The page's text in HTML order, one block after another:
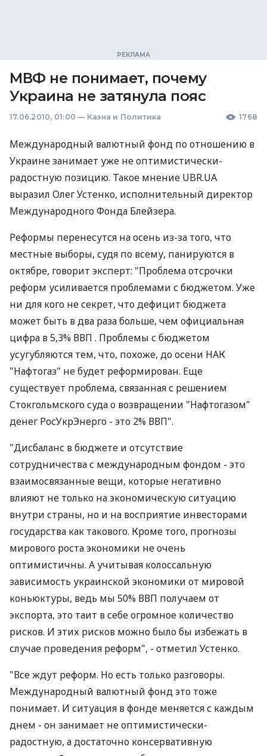
МВФ не понимает, почему
Украина не затянула пояс
17.06.2010, 01:00 — Казна и Политика 1768
Международный валютный фонд по отношению в
Украине занимает уже не оптимистически-
радостную позицию. Такое мнение UBR.UA
выразил Олег Устенко, исполнительный директор
Международного Фонда Блейзера.
Реформы перенесутся на осень из-за того, что
местные выборы, судя по всему, панируются в
октябре, говорит эксперт: "Проблема отсрочки
реформ усиливается проблемами с бюджетом. Уже
ни для кого не секрет, что дефицит бюджета
может быть в два раза больше, чем официальная
цифра в 5,3% ВВП . Проблемы с бюджетом
усугубляются тем, что, похоже, до осени НАК
"Нафтогаз" не будет реформирован. Еще
существует проблема, связанная с решением
Стокгольмского суда о возвращении "Нафтогазом"
денег РосУкрЭнерго - это 2% ВВП".
"Дисбаланс в бюджете и отсутствие
сотрудничества с международным фондом - это
взаимосвязанные вещи, которые негативно
влияют не только на экономическую ситуацию
внутри страны, но и на восприятие инвесторами
государства как такового. Кроме того, прогнозы
мирового роста экономики не очень
оптимистичны. А учитывая колоссальную
зависимость украинской экономики от мировой
коньюктуры, ведь мы 50% ВВП получаем от
экспорта, это таит в себе огромное количество
рисков. И этих рисков можно было бы избежать в
случае проведения реформ", - отметил Устенко.
"Все ждут реформ. Но есть только разговоры.
Международный валютный фонд это тоже
понимает. И ситуация в фонде меняется с каждым
днем - он занимает не оптимистически-
радостную, а достаточно консервативную